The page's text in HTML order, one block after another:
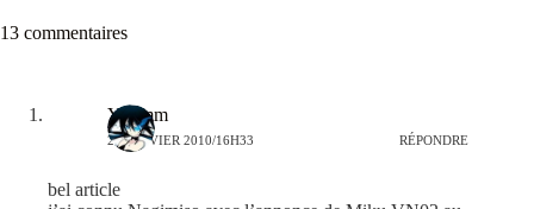
13 commentaires
Yhamm
26 JANVIER 2010/16H33 RÉPONDRE
bel article